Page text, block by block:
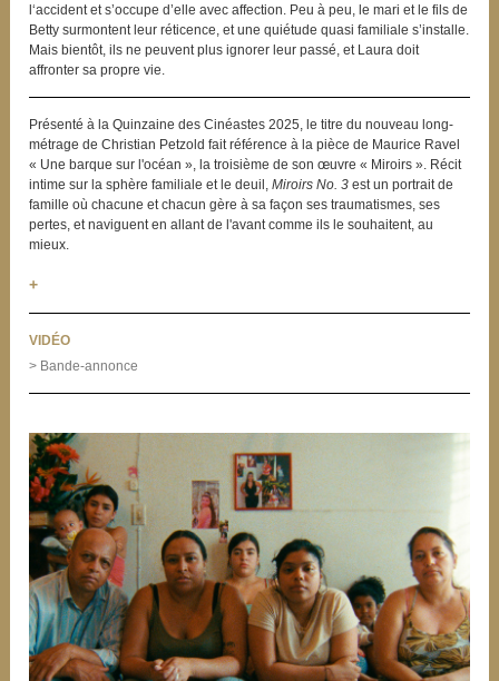
l‘accident et s’occupe d’elle avec affection. Peu à peu, le mari et le fils de
Betty surmontent leur réticence, et une quiétude quasi familiale s’installe.
Mais bientôt, ils ne peuvent plus ignorer leur passé, et Laura doit
affronter sa propre vie.
Présenté à la Quinzaine des Cinéastes 2025, le titre du nouveau long-
métrage de Christian Petzold fait référence à la pièce de Maurice Ravel
« Une barque sur l'océan », la troisième de son œuvre « Miroirs ». Récit
intime sur la sphère familiale et le deuil, Miroirs No. 3 est un portrait de
famille où chacune et chacun gère à sa façon ses traumatismes, ses
pertes, et naviguent en allant de l'avant comme ils le souhaitent, au
mieux.
+
VIDÉO
> Bande-annonce